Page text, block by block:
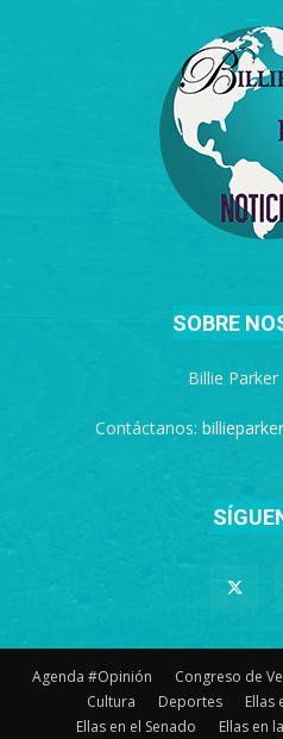
SOBRE
Billie
Contáctanos:
Agenda #Opinión Congreso de
Cultura
Deportes
Ellas
Ellas en el Senado
Ellas en